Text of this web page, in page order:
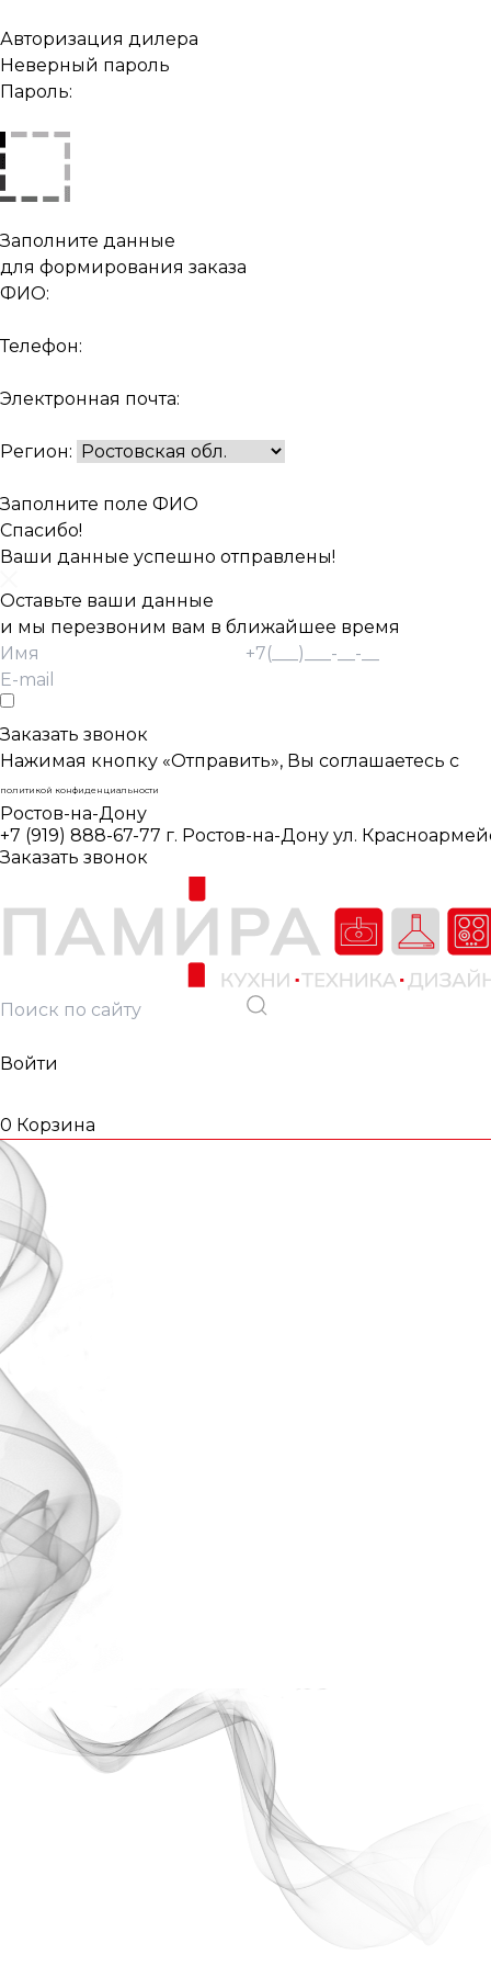
Авторизация дилера
Неверный пароль
Пароль:
Заполните данные
для формирования заказа
ФИО:
Телефон:
Электронная почта:
Регион:
Заполните поле ФИО
Спасибо!
Ваши данные успешно отправлены!
Оставьте ваши данные
и мы перезвоним вам в ближайшее время
Заказать звонок
Нажимая кнопку «Отправить», Вы соглашаетесь с
политикой конфиденциальности
Ростов-на-Дону
+7 (919) 888-67-77 г. Ростов-на-Дону ул.
Заказать звонок
Войти
0 Корзина